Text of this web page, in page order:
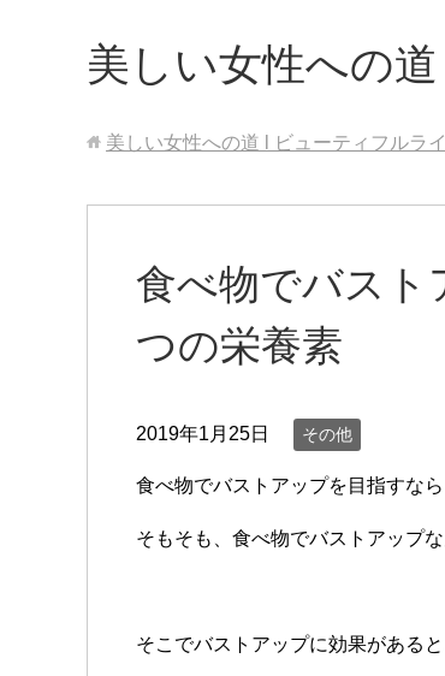
美しい女性への
美しい女性への道 l ビューティフルラ
食べ物でバスト
つの栄養素
2019年1月25日 その他
食べ物でバストアップを目指すな
そもそも、食べ物でバストアップ
そこでバストアップに効果がある